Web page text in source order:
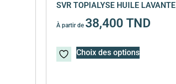
SVR TOPIALYSE HUILE LAVANTE
À partir de 38,400 TND
Choix des options